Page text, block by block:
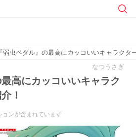
『弱虫ペダル』の最高にカッコいいキャラクタ
なつうさぎ
最高にカッコいいキャラク
！
ョンが含まれています